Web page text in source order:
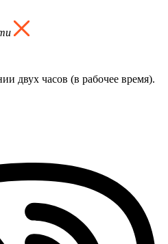
двух часов (в рабочее время).